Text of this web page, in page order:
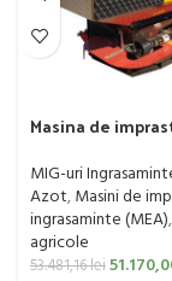
Masina de
B-Delux 2000,
MIG-uri
Azot,Masini de
ingrasaminte (MEA),
agricole
53.481,16lei